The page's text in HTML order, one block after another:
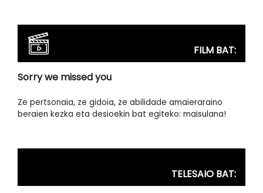
FILM BAT:
Sorry we missed you
Ze pertsonaia, ze gidoia, ze abilidade amaieraraino
beraien kezka eta desioekin bat egiteko: maisulana!
TELESAIO BAT: